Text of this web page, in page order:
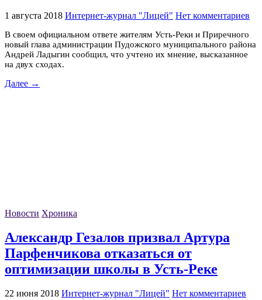
1 августа 2018 Интернет-журнал "Лицей" Нет комментариев
В своем официальном ответе жителям Усть-Реки и Приречного
новый глава администрации Пудожского муниципального района
Андрей Ладыгин сообщил, что учтено их мнение, высказанное
на двух сходах.
Далее →
Новости Хроника
Александр Гезалов призвал Артура
Парфенчикова отказаться от
оптимизации школы в Усть-Реке
22 июня 2018 Интернет-журнал "Лицей" Нет комментариев